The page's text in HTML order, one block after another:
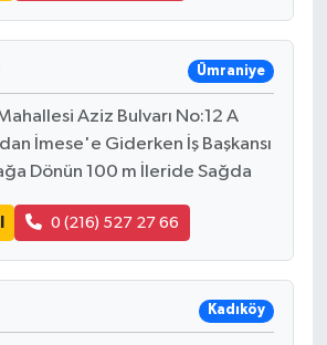
Ümraniye
Aziz Bulvarı No:12 A
İmese'e Giderken İş Başkansı
Dönün 100 m İleride Sağda
0 (216) 527 27 66
Kadıköy